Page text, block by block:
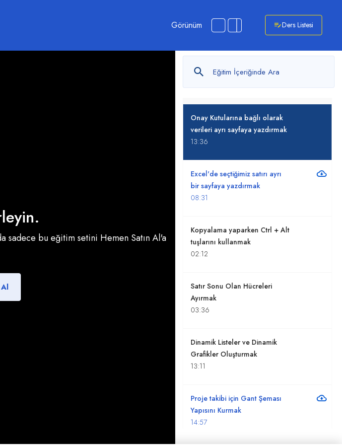
Görünüm Ders Listesi
sadece bu eğitim setini Hemen Satın Al'a
2. Excel Uzmanlık Eğitimleri-2
3. Excel Uzmanlık Eğitimleri-3
0/ 15
Onay Kutularına bağlı olarak
verileri ayrı sayfaya yazdırmak
13:36
Excel'de seçtiğimiz satırı ayrı
bir sayfaya yazdırmak
08:31
Kopyalama yaparken Ctrl + Alt
tuşlarını kullanmak
02:12
Satır Sonu Olan Hücreleri
Ayırmak
03:36
Dinamik Listeler ve Dinamik
Grafikler Oluşturmak
13:11
Proje takibi için Gant Şeması
Yapısını Kurmak
14:57